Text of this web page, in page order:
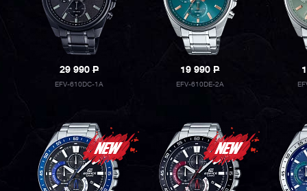
29 990P
EFV-610DC-1A
19 990P
EFV-610DE-2A